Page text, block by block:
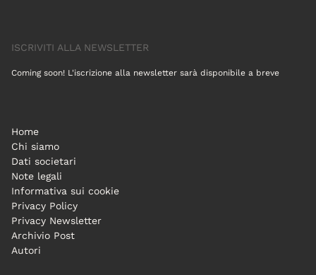
ISCRIVITI ALLA NEWSLETTER
Coming soon! L'iscrizione alla newsletter sarà disponibile a breve
Home
Chi siamo
Dati societari
Note legali
Informativa sui cookie
Privacy Policy
Privacy Newsletter
Archivio Post
Autori